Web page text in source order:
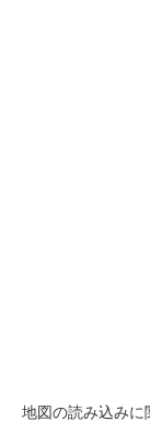
地図の読み込みに